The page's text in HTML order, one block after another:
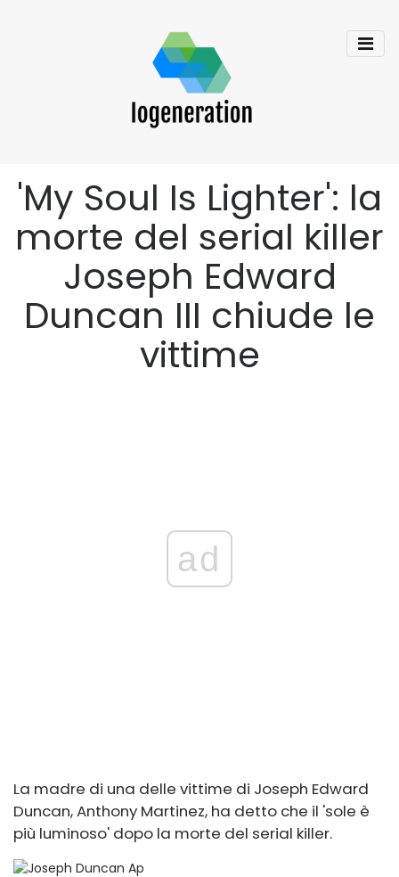
'My Soul Is Lighter': la
morte del serial killer
Joseph Edward
Duncan III chiude le
vittime
ad
La madre di una delle vittime di Joseph Edward
Duncan, Anthony Martinez, ha detto che il 'sole è
più luminoso' dopo la morte del serial killer.